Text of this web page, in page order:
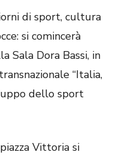
di sport, cultura
si comincerà
Sala Dora Bassi, in
“Italia,
dello sport
Vittoria si